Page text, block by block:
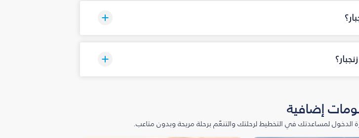
إضافية
لمساعدتك في التخطيط لرحلتك والتنعّم برحلة مريحة وبدون متاعب.